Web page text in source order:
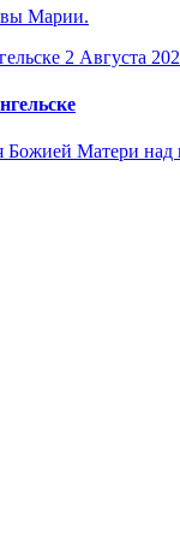
Марии.
2 Августа
Матери над